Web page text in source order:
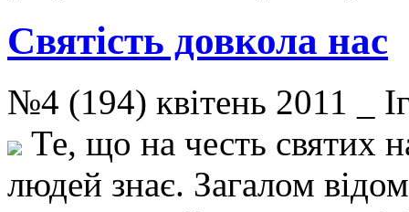
Святість довкола нас
№4 (194) квітень 2011 _
Те, що на честь святих
людей знає. Загалом